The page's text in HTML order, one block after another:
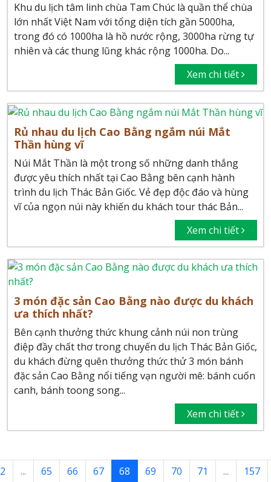
Khu du lịch tâm linh chùa Tam Chúc là quần thể chùa
lớn nhất Việt Nam với tổng diện tích gần 5000ha,
trong đó có 1000ha là hồ nước rộng, 3000ha rừng tự
nhiên và các thung lũng khác rộng 1000ha. Do...
Xem chi tiết
Rủ nhau du lịch Cao Bằng ngắm núi Mắt
Thần hùng vĩ
Núi Mắt Thần là một trong số những danh thắng
được yêu thích nhất tại Cao Bằng bên cạnh hành
trình du lịch Thác Bản Giốc. Vẻ đẹp độc đáo và hùng
vĩ của ngọn núi này khiến du khách tour thác Bản...
Xem chi tiết
3 món đặc sản Cao Bằng nào được du khách
ưa thích nhất?
Bên cạnh thưởng thức khung cảnh núi non trùng
điệp đầy chất thơ trong chuyến du lịch Thác Bản Giốc,
du khách đừng quên thưởng thức thử 3 món bánh
đặc sản Cao Bằng nổi tiếng vạn người mê: bánh cuốn
canh, bánh toong song...
Xem chi tiết
2 ... 65 66 67 68 69 70 71 ... 157